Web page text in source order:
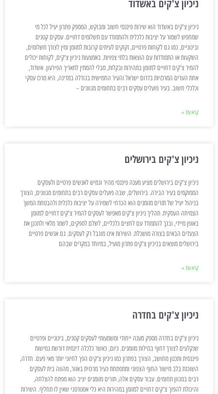
ניכיון צ'קים באשדוד
ניכיון צ'קים באשדוד הוא שירות פיננסי חשוב ומבוקש, המספק פתרון יעיל לכל מי
שמחפש לשמור על יציבות כלכלית ולהתמודד עם תשלומים דחויים. עסקים קטנים
ובינוניים, כמו גם לקוחות פרטיים, זקוקים לעיתים קרובות למזומן זמין לצורך תשלומים,
השקעות או התמודדות עם הוצאות בלתי צפויות. באמצעות ניכיון צ'קים, לקוחות יכולים
להמיר צ'קים דחויים למזומן במהירות ובקלות, מבלי להמתין לתאריך הפירעון. אשדוד,
אחת הערים המרכזיות בדרום ישראל והעיר החמישית בגודלה במדינה, היא מרכז עסקי
וכלכלי חשוב. בעיר פועלים עסקים רבים בתחומים מגוונים –
קרא עוד »
ניכיון צ'קים בירושלים
ניכיון צ'קים בירושלים מציע מענה פיננסי מהיר וגמיש לאנשים פרטיים ולעסקים
הממוקמים בעיר הבירה. בירושלים, שבה פועלים עסקים רבים בתחומים מגוונים, הצורך
בניהול יעיל של תזרים מזומנים הוא הכרחי לשמירה על יציבות כלכלית ולהבטחת המשך
הצמיחה העסקית. תהליך ניכיון צ'קים מאפשר לעסקים להמיר צ'קים דחויים למזומן
באופן מיידי, ובכך להתמודד עם לחצים כלכליים, לשלם לספקים, לשמר מלאי ולתכנן את
הצעדים הבאים בצורה מושכלת. השירות אינו מוגבל רק לעסקים. גם אנשים פרטיים
בירושלים מוצאים בניכיון צ'קים פתרון מועיל, במיוחד במקרים שבהם
קרא עוד »
ניכיון צ'קים בחדרה
ניכיון צ'קים בחדרה מספק מענה ייחודי ומשמעותי לעסקים קטנים, בינוניים ופרטיים
שנקלעים לצורך דחוף בנזילות מזומנים. כיום, כאשר כלכלה דינמית דורשת גמישות
פיננסית ותכנון מחושב, הצורך בפתרון כמו ניכיון צ'קים הפך לחיוני יותר מאי פעם. חדרה,
השוכנת בלב מישור החוף הצפוני ומתפתחת כעיר מרכזית באזור, מהווה בית לעסקים
רבים במגוון תחומים. עבור עסקים אלה, תזרים מזומנים יציב הוא מפתח להצלחה,
והיכולת להפוך צ'קים דחויים למזומן במהירות היא כלי אסטרטגי שאין לו תחליף. השירות